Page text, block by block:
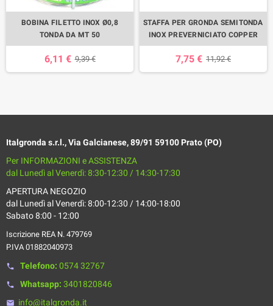
BOBINA FILETTO INOX Ø0,8
TONDA DA MT 50
6,11 € 9,39 €
STAFFA PER GRONDA SEMITONDA
INOX PREVERNICIATO COPPER
7,75 € 11,92 €
Italgronda s.r.l., Via Galcianese, 89/91 59100 Prato (PO)
Per INFORMAZIONI e ASSISTENZA
dal Lunedì al Venerdì: 8:30-12:30 / 14:30-17:30
APERTURA NEGOZIO
dal Lunedì al Venerdì: 8:00-12:30 / 14:00-18:00
Sabato 8:00 - 12:00
Iscrizione REA N. 479769
P.IVA 01882040973
phone Telefono: 0574 32767
phone Whatsapp: 3401820846
email info@italgronda.it